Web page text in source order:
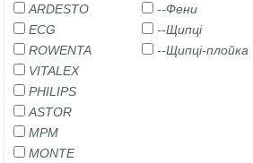
ARDESTO
ECG
ROWENTA
VITALEX
PHILIPS
ASTOR
MPM
MONTE
--Фени
--Щипці
--Щипці-плойка